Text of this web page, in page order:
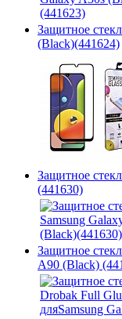
Защитное
(Black)(441624)
Защитное
(441630)
Защитное
A90 (Black)